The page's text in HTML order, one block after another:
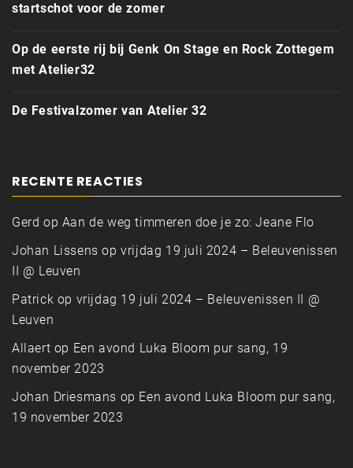
startschot voor de zomer
Op de eerste rij bij Genk On Stage en Rock Zottegem
met Atelier32
De Festivalzomer van Atelier 32
RECENTE REACTIES
Gerd op Aan de weg timmeren doe je zo: Jeane Flo
Johan Lissens opvrijdag 19 juli 2024 – Beleuvenissen
II @ Leuven
Patrick op vrijdag 19 juli 2024 – Beleuvenissen II @
Leuven
Allaert op Een avond Luka Bloom pur sang, 19
november 2023
Johan Driesmans op Een avond Luka Bloom pur sang,
19 november 2023